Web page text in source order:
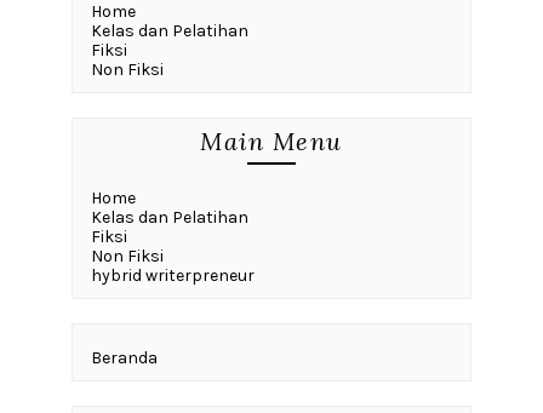
Home
Kelas dan Pelatihan
Fiksi
Non Fiksi
Main Menu
Home
Kelas dan Pelatihan
Fiksi
Non Fiksi
hybrid writerpreneur
Beranda